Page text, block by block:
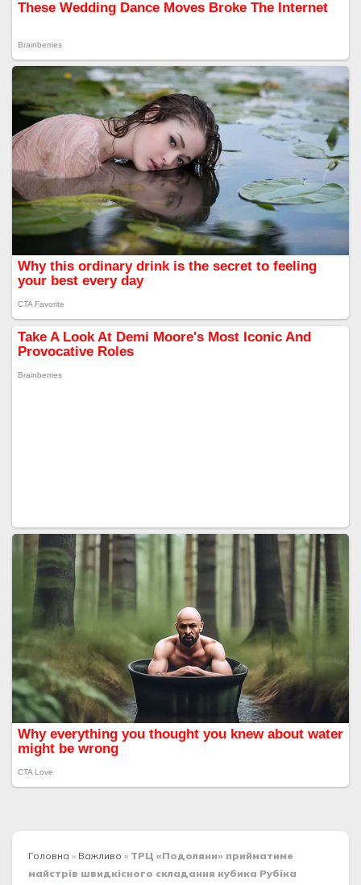
Головна » Важливо » ТРЦ «Подоляни» прийматиме
майстрів швидкісного складання кубика Рубіка